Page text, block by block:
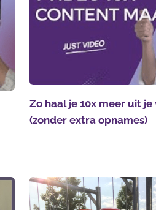
Zo haal je 10x meer uit je
(zonder extra opnames)